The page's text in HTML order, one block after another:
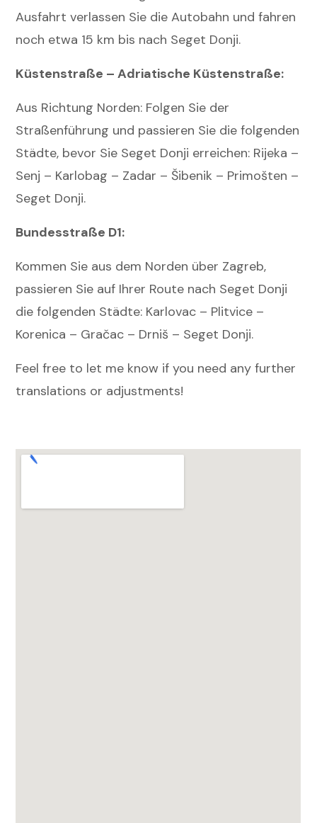
Ausfahrt verlassen Sie die Autobahn und fahren
noch etwa 15 km bis nach Seget Donji.
Küstenstraße – Adriatische Küstenstraße:
Aus Richtung Norden: Folgen Sie der
Straßenführung und passieren Sie die folgenden
Städte, bevor Sie Seget Donji erreichen: Rijeka –
Senj – Karlobag – Zadar – Šibenik – Primošten –
Seget Donji.
Bundesstraße D1:
Kommen Sie aus dem Norden über Zagreb,
passieren Sie auf Ihrer Route nach Seget Donji
die folgenden Städte: Karlovac – Plitvice –
Korenica – Gračac – Drniš – Seget Donji.
Feel free to let me know if you need any further
translations or adjustments!